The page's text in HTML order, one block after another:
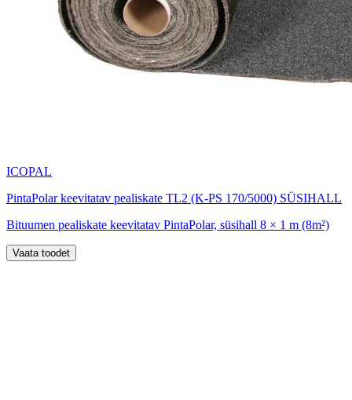
ICOPAL
PintaPolar keevitatav pealiskate TL2 (K-PS 170/5000) SÜSIHALL
Bituumen pealiskate keevitatav PintaPolar, süsihall 8 × 1 m (8m²)
Vaata toodet